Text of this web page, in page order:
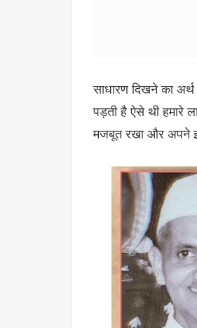
साधारण दिखने का
पड़ती है ऐसे थी हमारे
मजबूत रखा और अपने